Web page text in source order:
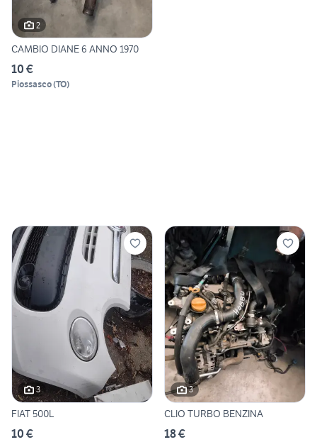
2
CAMBIO DIANE 6 ANNO 1970
10 €
Piossasco(TO)
3
FIAT 500L
10 €
3
CLIO TURBO BENZINA
18 €